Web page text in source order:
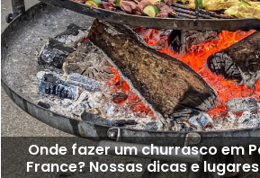
Onde fazer um churrasco em
France? Nossas dicas e